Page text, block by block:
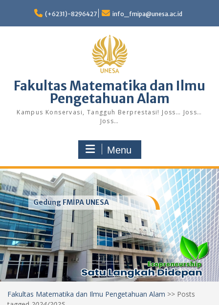
content
(+6231)-8296427 info_fmipa@unesa.ac.id
Fakultas Matematika dan Ilmu
Pengetahuan Alam
Kampus Konservasi, Tangguh Berprestasi! Joss… Joss…
Joss…
Menu
Gedung FMIPA UNESA
Fakultas Matematika dan Ilmu Pengetahuan Alam >> Posts